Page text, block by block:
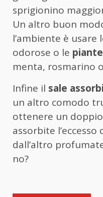
sprigionino
Un altro buon
l’ambiente è usare
odorose o le
menta, rosmarino
Infine il sale
un altro comodo
ottenere un
assorbite
dall’altro
no?